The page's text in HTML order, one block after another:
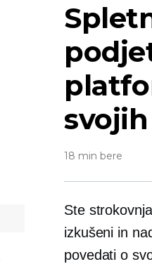
18 min bere
Ste
izkušeni in
povedati o